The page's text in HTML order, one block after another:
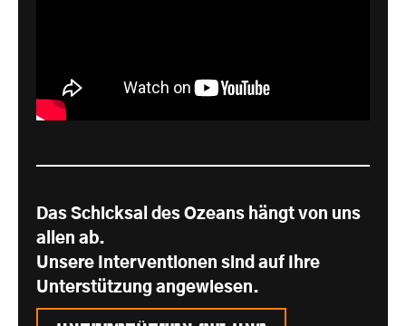
Das Schicksal des Ozeans hängt von uns
allen ab.
Unsere Interventionen sind auf Ihre
Unterstützung angewiesen.